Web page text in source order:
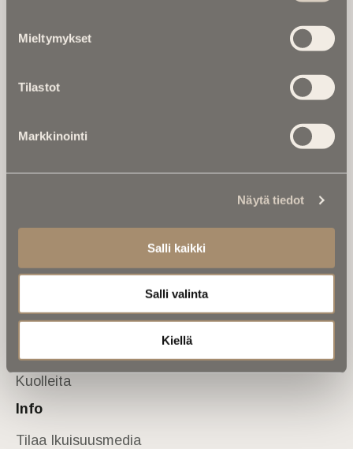
Mieltymykset
Tilastot
Markkinointi
Näytä tiedot
Salli kaikki
Salli valinta
Kiellä
Ikuisuusmedia
valtakunnallinen mediabrändi. Julkaisemme uusimmat
kuolinuutiset ja kuolintiedot.
Anna palautetta
Muistokirjoituksia
Kuolema koskettaa
Asiantuntijoilta
Kuolleita
Info
Tilaa Ikuisuusmedia